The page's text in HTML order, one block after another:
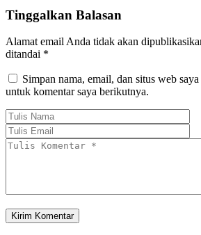
Tinggalkan Balasan
Alamat email Anda tidak akan
ditandai *
Simpan nama, email, dan situs web
untuk komentar saya berikutnya.